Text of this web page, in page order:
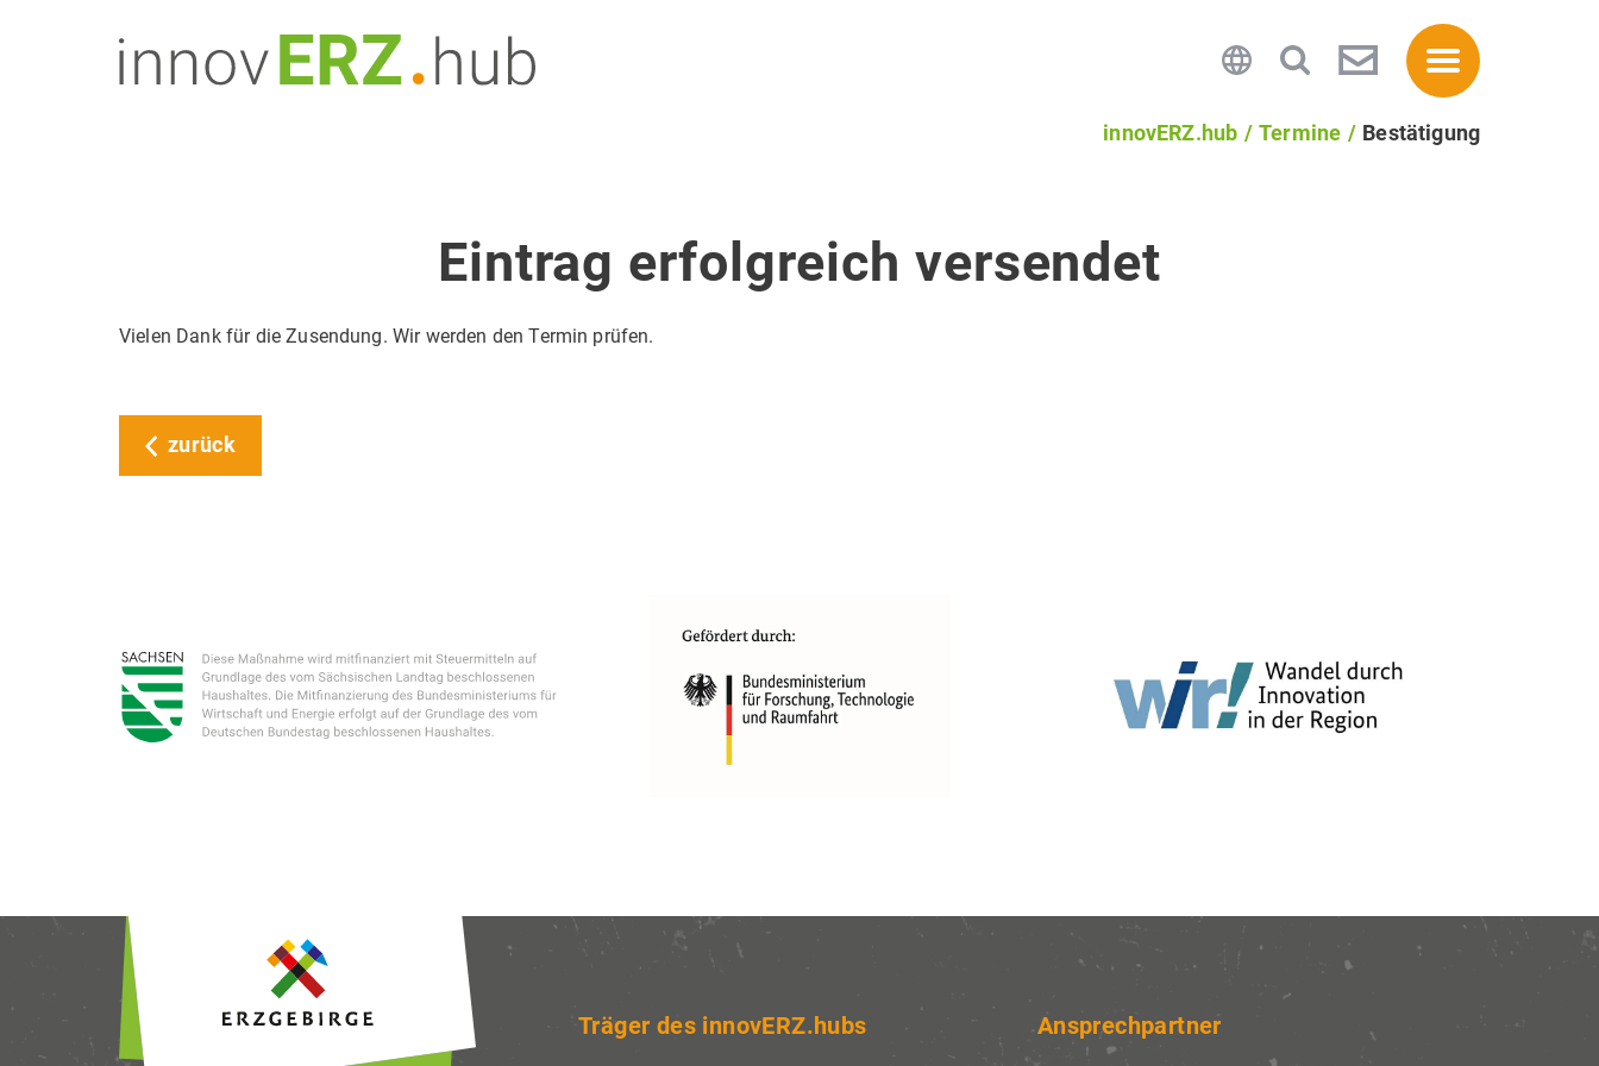
innovERZ.hub Termine Bestätigung
Eintrag erfolgreich versendet
Vielen Dank für die Zusendung. Wir werden den Termin prüfen.
zurück
Träger des innovERZ.hubs Ansprechpartner
Diese Seite nutzt Website Tracking-Technologien von Dritten, um ihre
Dienste anzubieten, stetig zu verbessern und Werbung entsprechend der
Interessen der Nutzer anzuzeigen. Ich bin damit einverstanden und kann
meine Einwilligung jederzeit mit Wirkung für die Zukunft widerrufen oder